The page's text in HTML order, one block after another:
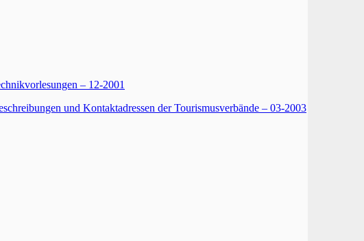
– 12-2001
und Kontaktadressen der Tourismusverbände – 03-2003